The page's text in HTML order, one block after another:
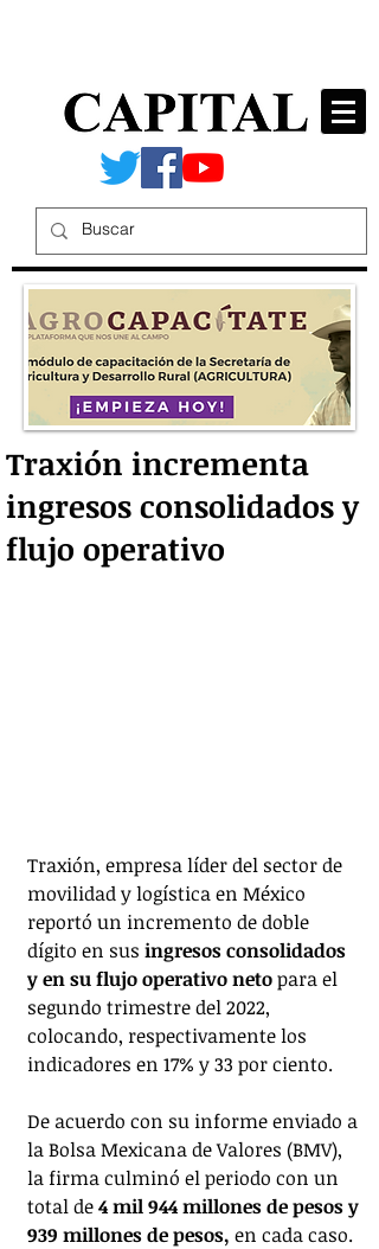
Traxión incrementa
ingresos consolidados y
flujo operativo
Traxión, empresa líder del sector de
movilidad y logística en México
reportó un incremento de doble
dígito en sus ingresos consolidados
y en su flujo operativo neto para el
segundo trimestre del 2022,
colocando, respectivamente los
indicadores en 17% y 33 por ciento.
De acuerdo con su informe enviado a
la Bolsa Mexicana de Valores (BMV),
la firma culminó el periodo con un
total de 4 mil 944 millones de pesos y
939 millones de pesos, en cada caso.